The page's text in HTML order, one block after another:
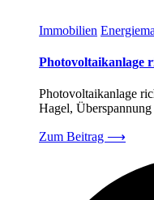
Immobilien
Photovoltaikanlage
Photovoltaikanlage
Hagel,
Zum Beitrag ⟶